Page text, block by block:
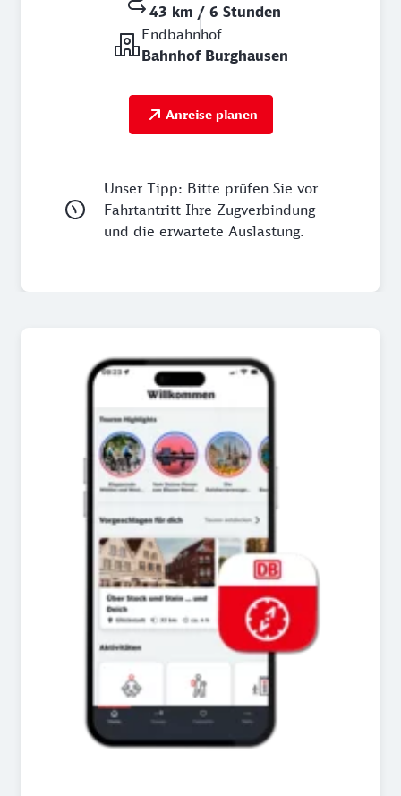
43 km / 6 Stunden
Endbahnhof
Bahnhof Burghausen
Anreise planen
Unser Tipp: Bitte prüfen Sie vor
Fahrtantritt Ihre Zugverbindung
und die erwartete Auslastung.